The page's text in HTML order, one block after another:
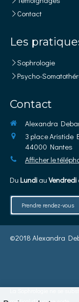
Contact
Les
Sophrologie
Psycho-
Contact
Alexandra
3 place Aristide
44000 Nantes
Afficher le
Du Lundi au Vendredi
Prendre rendez-vous
©2018 Alexandra
La Sophrologie ne se